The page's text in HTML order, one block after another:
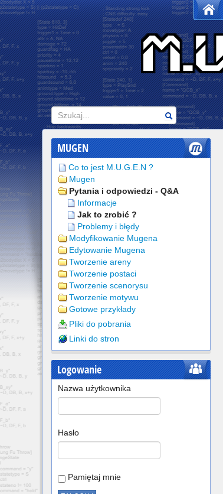
Szukaj
MUGEN
Co to jest M.U.G.E.N ?
Mugen
Pytania i odpowiedzi - Q&A
Informacje
Jak to zrobić ?
Problemy i błędy
Modyfikowanie Mugena
Edytowanie Mugena
Tworzenie areny
Tworzenie postaci
Tworzenie scenorysu
Tworzenie motywu
Gotowe przykłady
Pliki do pobrania
Linki do stron
Logowanie
Nazwa użytkownika
Hasło
Pamiętaj mnie